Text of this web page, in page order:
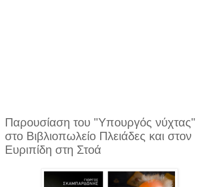
Παρουσίαση του "Υπουργός νύχτας"
στο Βιβλιοπωλείο Πλειάδες και στον
Ευριπίδη στη Στοά